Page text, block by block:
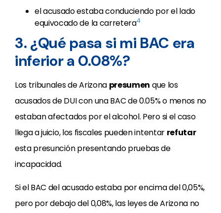
el acusado estaba conduciendo por el lado
equivocado de la carretera4
3. ¿Qué pasa si mi BAC era
inferior a 0.08%?
Los tribunales de Arizona presumen que los
acusados de DUI con una BAC de 0.05% o menos no
estaban afectados por el alcohol. Pero si el caso
llega a juicio, los fiscales pueden intentar refutar
esta presunción presentando pruebas de
incapacidad.
Si el BAC del acusado estaba por encima del 0,05%,
pero por debajo del 0,08%, las leyes de Arizona no